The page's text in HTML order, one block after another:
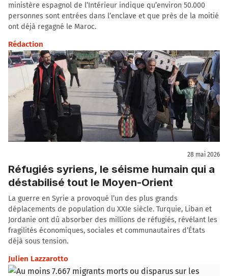
ministère espagnol de l’Intérieur indique qu’environ 50.000
personnes sont entrées dans l’enclave et que près de la moitié
ont déjà regagné le Maroc.
Rédaction
28 mai 2026
Réfugiés syriens, le séisme humain qui a
déstabilisé tout le Moyen-Orient
La guerre en Syrie a provoqué l’un des plus grands
déplacements de population du XXIe siècle. Turquie, Liban et
Jordanie ont dû absorber des millions de réfugiés, révélant les
fragilités économiques, sociales et communautaires d’États
déjà sous tension.
Julien Lazzarotto